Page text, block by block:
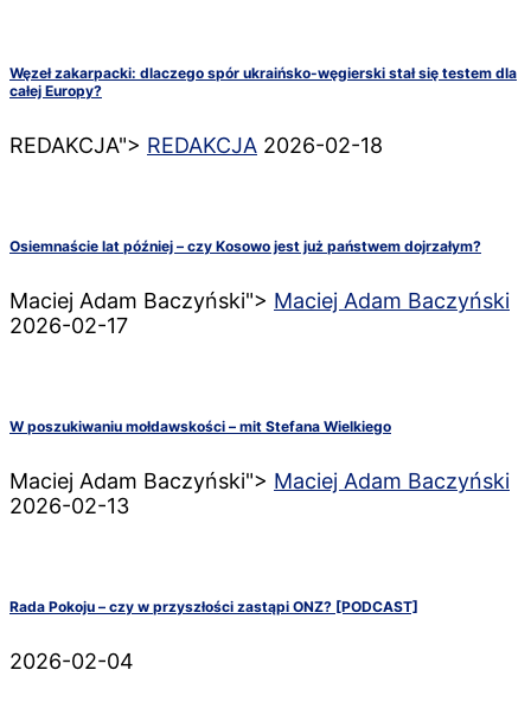
Węzeł zakarpacki: dlaczego spór ukraińsko-węgierski stał się testem dla
całej Europy?
REDAKCJA"> REDAKCJA 2026-02-18
Osiemnaście lat później – czy Kosowo jest już państwem dojrzałym?
Maciej Adam Baczyński"> Maciej Adam Baczyński
2026-02-17
W poszukiwaniu mołdawskości – mit Stefana Wielkiego
Maciej Adam Baczyński"> Maciej Adam Baczyński
2026-02-13
Rada Pokoju – czy w przyszłości zastąpi ONZ? [PODCAST]
2026-02-04